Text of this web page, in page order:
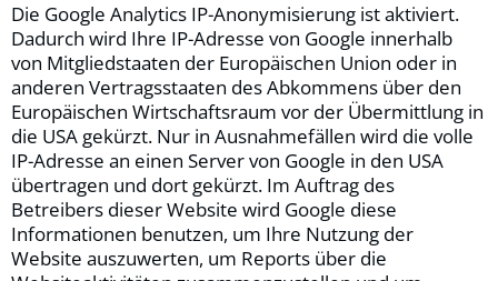
Die Google Analytics IP-Anonymisierung ist aktiviert.
Dadurch wird Ihre IP-Adresse von Google innerhalb
von Mitgliedstaaten der Europäischen Union oder in
anderen Vertragsstaaten des Abkommens über den
Europäischen Wirtschaftsraum vor der Übermittlung in
die USA gekürzt. Nur in Ausnahmefällen wird die volle
IP-Adresse an einen Server von Google in den USA
übertragen und dort gekürzt. Im Auftrag des
Betreibers dieser Website wird Google diese
Informationen benutzen, um Ihre Nutzung der
Website auszuwerten, um Reports über die